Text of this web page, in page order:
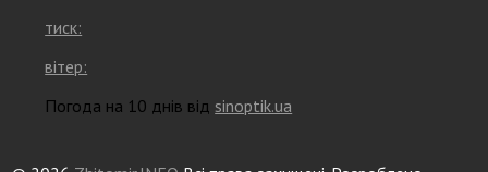
тиск:
вітер:
Погода на 10 днів від sinoptik.ua